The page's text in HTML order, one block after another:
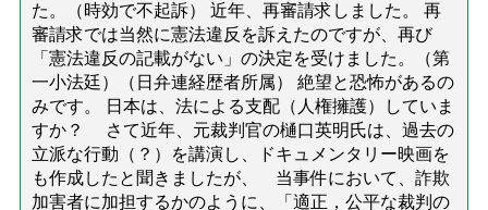
た。（時効で不起訴） 近年、再審請求しました。 再
審請求では当然に憲法違反を訴えたのですが、再び
「憲法違反の記載がない」の決定を受けました。（第
一小法廷）（日弁連経歴者所属） 絶望と恐怖があるの
みです。 日本は、法による支配（人権擁護）していま
すか？ さて近年、元裁判官の樋口英明氏は、過去の
立派な行動（？）を講演し、ドキュメンタリー映画を
も作成したと聞きましたが、 当事件において、詐欺
加害者に加担するかのように、「適正，公平な裁判の